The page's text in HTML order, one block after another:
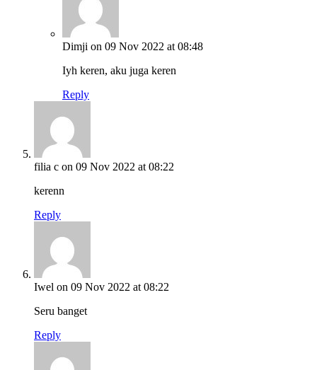
Dimji on 09 Nov 2022 at 08:48
Iyh keren, aku juga keren
Reply
filia c on 09 Nov 2022 at 08:22
kerenn
Reply
Iwel on 09 Nov 2022 at 08:22
Seru banget
Reply